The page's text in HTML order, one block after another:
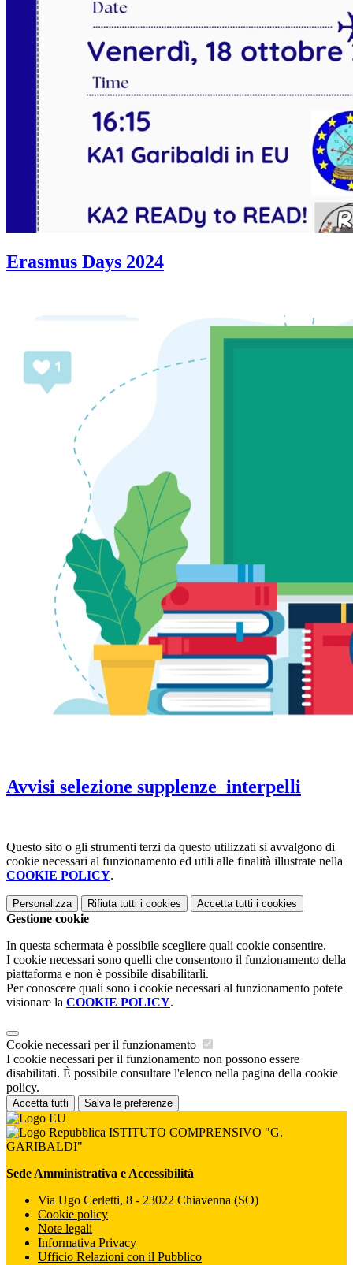
Erasmus Days 2024
Avvisi selezione supplenze_interpelli
Questo sito o gli strumenti terzi da questo utilizzati si avvalgono di
cookie necessari al funzionamento ed utili alle finalità illustrate nella
COOKIE POLICY.
Personalizza Rifiuta tutti i cookies Accetta tutti i cookies
Gestione cookie
In questa schermata è possibile scegliere quali cookie consentire.
I cookie necessari sono quelli che consentono il funzionamento della
piattaforma e non è possibile disabilitarli.
Per conoscere quali sono i cookie necessari al funzionamento potete
visionare la COOKIE POLICY.
Cookie necessari per il funzionamento
I cookie necessari per il funzionamento non possono essere
disabilitati. È possibile consultare l'elenco nella pagina della cookie
policy.
Accetta tutti Salva le preferenze
ISTITUTO COMPRENSIVO "G.
GARIBALDI"
Sede Amministrativa e Accessibilità
Via Ugo Cerletti, 8 - 23022 Chiavenna (SO)
Cookie policy
Note legali
Informativa Privacy
Ufficio Relazioni con il Pubblico